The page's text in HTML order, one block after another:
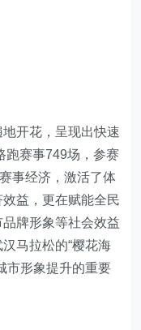
开花，呈现出快速
跑赛事749场，参赛
事经济，激活了体
益，更在赋能全民
牌形象等社会效益
马拉松的“樱花海
市形象提升的重要